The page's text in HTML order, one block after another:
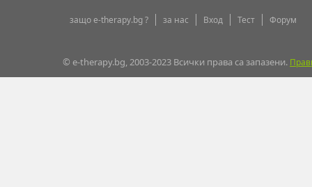
защо e-therapy.bg ? за нас Вход Тест Форум
© e-therapy.bg, 2003-2023 Всички права са запазени.